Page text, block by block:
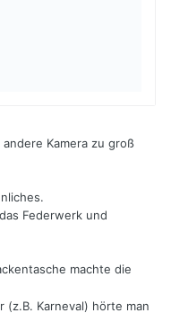
Kamera zu groß
Federwerk und
machte die
Karneval) hörte man